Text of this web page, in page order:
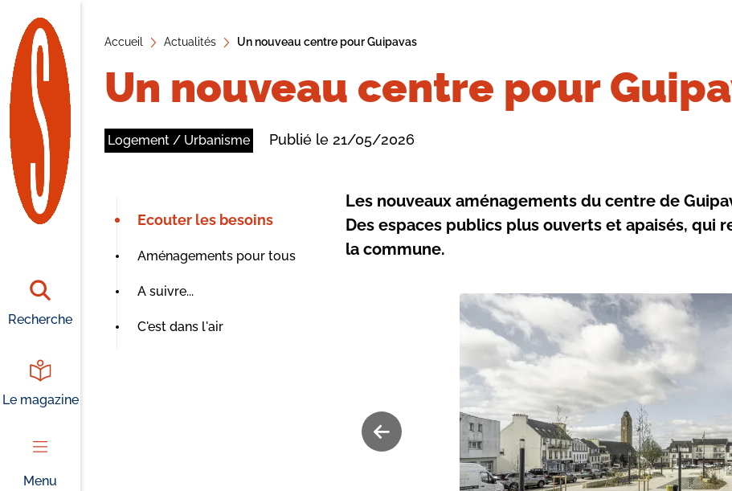
ll
u
c
n
Recherche
Le magazine
Menu
Accueil Actualités Un nouveau centre pour Guipavas
Un nouveau centre pour
Logement / Urbanisme Publié le 21/05/2026
Ecouter les besoins
Aménagements pour tous
A suivre...
C'est dans l'air
Les nouveaux aménagements du centre de
Des espaces publics plus ouverts et apaisés, qui
la commune.